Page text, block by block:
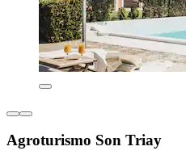
Agroturismo Son Triay